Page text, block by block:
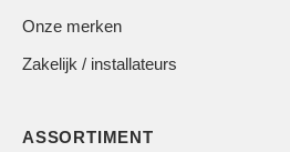
Onze merken
Zakelijk / installateurs
ASSORTIMENT